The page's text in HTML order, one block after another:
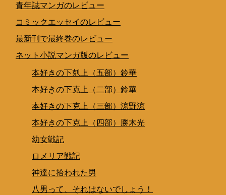
青年誌マンガのレビュー
コミックエッセイのレビュー
最新刊で最終巻のレビュー
ネット小説マンガ版のレビュー
本好きの下剋上（五部）鈴華
本好きの下克上（二部）鈴華
本好きの下克上（三部）涼野涼
本好きの下克上（四部）勝木光
幼女戦記
ロメリア戦記
神達に拾われた男
八男って、それはないでしょう！